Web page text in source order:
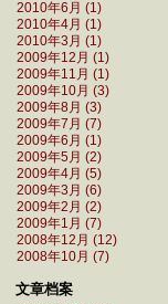
2010年6月 (1)
2010年4月 (1)
2010年3月 (1)
2009年12月 (1)
2009年11月 (1)
2009年10月 (3)
2009年8月 (3)
2009年7月 (7)
2009年6月 (1)
2009年5月 (2)
2009年4月 (5)
2009年3月 (6)
2009年2月 (2)
2009年1月 (7)
2008年12月 (12)
2008年10月 (7)
文章档案